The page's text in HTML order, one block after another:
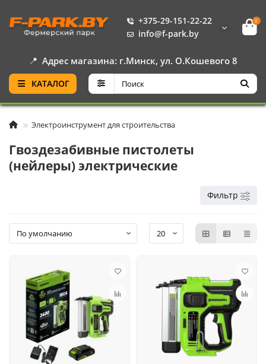
+375-29-151-22-22
info@f-park.by
0
📍 Адрес магазина: г.Минск, ул. О.Кошевого 8
КАТАЛОГ
Электроинструмент для строительства
Гвоздезабивные пистолеты
(нейлеры) электрические
Фильтр